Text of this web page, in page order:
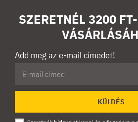
SZERETNÉL 3200
Add meg az e-mail címedet!
KÜLDÉS